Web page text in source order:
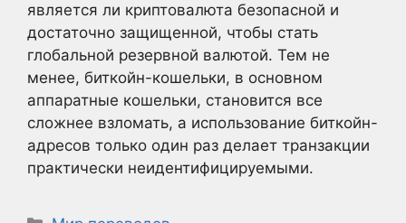
является ли криптовалюта безопасной и
достаточно защищенной, чтобы стать
глобальной резервной валютой. Тем не
менее, биткойн-кошельки, в основном
аппаратные кошельки, становится все
сложнее взломать, а использование биткойн-
адресов только один раз делает транзакции
практически неидентифицируемыми.